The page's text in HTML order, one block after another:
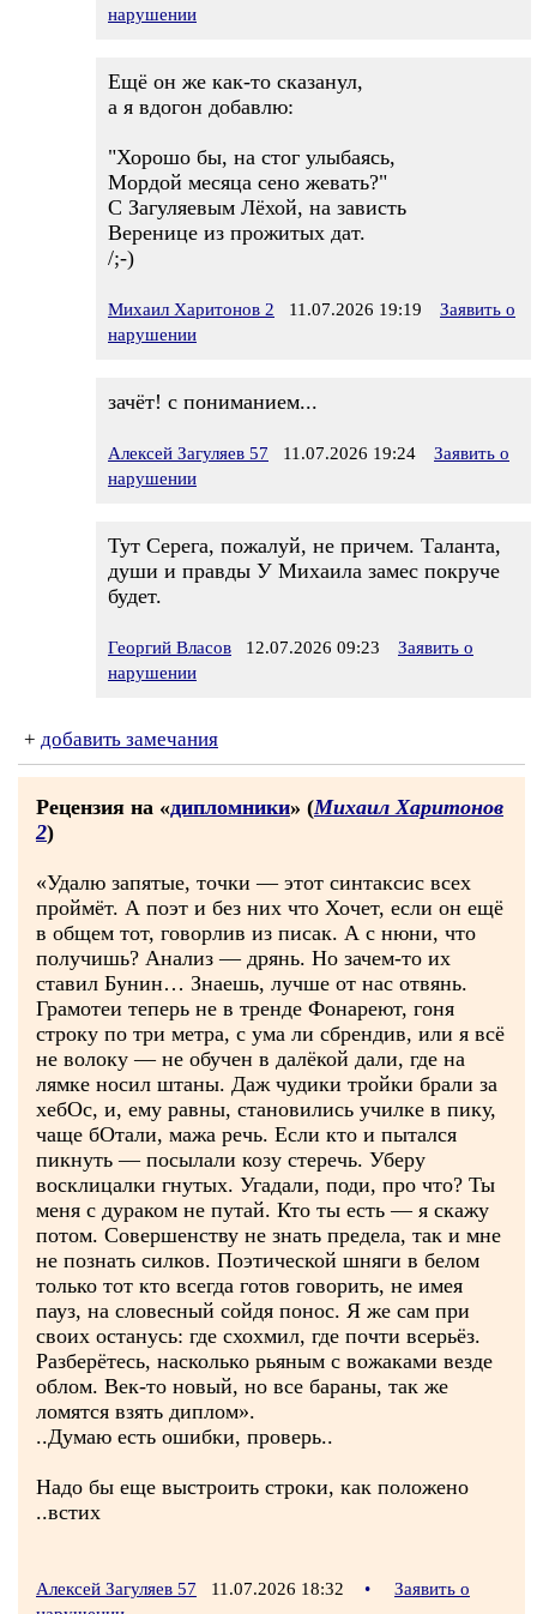
нарушении
Ещё он же как-то сказанул,
а я вдогон добавлю:
"Хорошо бы, на стог улыбаясь,
Мордой месяца сено жевать?"
С Загуляевым Лёхой, на зависть
Веренице из прожитых дат.
/;-)
Михаил Харитонов 2 11.07.2026 19:19
Заявить о
нарушении
зачёт! с пониманием...
Алексей Загуляев 57 11.07.2026 19:24
Заявить о
нарушении
Тут Серега, пожалуй, не причем. Таланта,
души и правды У Михаила замес покруче
будет.
Георгий Власов 12.07.2026 09:23
Заявить о
нарушении
+ добавить замечания
Рецензия на «дипломники» (Михаил Харитонов
2)
«Удалю запятые, точки — этот синтаксис всех
проймёт. А поэт и без них что Хочет, если он ещё
в общем тот, говорлив из писак. А с нюни, что
получишь? Анализ — дрянь. Но зачем-то их
ставил Бунин… Знаешь, лучше от нас отвянь.
Грамотеи теперь не в тренде Фонареют, гоня
строку по три метра, с ума ли сбрендив, или я всё
не волоку — не обучен в далёкой дали, где на
лямке носил штаны. Даж чудики тройки брали за
хебОс, и, ему равны, становились училке в пику,
чаще бОтали, мажа речь. Если кто и пытался
пикнуть — посылали козу стеречь. Уберу
восклицалки гнутых. Угадали, поди, про что? Ты
меня с дураком не путай. Кто ты есть — я скажу
потом. Совершенству не знать предела, так и мне
не познать силков. Поэтической шняги в белом
только тот кто всегда готов говорить, не имея
пауз, на словесный сойдя понос. Я же сам при
своих останусь: где схохмил, где почти всерьёз.
Разберётесь, насколько рьяным с вожаками везде
облом. Век-то новый, но все бараны, так же
ломятся взять диплом».
..Думаю есть ошибки, проверь..
Надо бы еще выстроить строки, как положено
..встих
Алексей Загуляев 57 11.07.2026 18:32 •
Заявить о